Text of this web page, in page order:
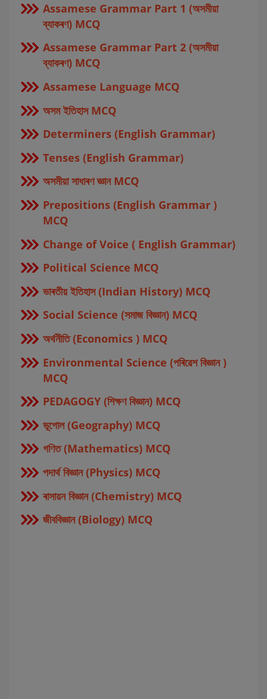
Assamese Grammar Part 1 (অসমীয়া
ব্যাকৰণ) MCQ
Assamese Grammar Part 2 (অসমীয়া
ব্যাকৰণ) MCQ
Assamese Language MCQ
অসম ইতিহাস MCQ
Determiners (English Grammar)
Tenses (English Grammar)
অসমীয়া সাধাৰণ জ্ঞান MCQ
Prepositions (English Grammar )
MCQ
Change of Voice ( English Grammar)
Political Science MCQ
ভাৰতীয় ইতিহাস (Indian History) MCQ
Social Science (সমাজ বিজ্ঞান) MCQ
অর্থনীতি (Economics ) MCQ
Environmental Science (পৰিৱেশ বিজ্ঞান )
MCQ
PEDAGOGY (শিক্ষণ বিজ্ঞান) MCQ
ভূগোল (Geography) MCQ
গণিত (Mathematics) MCQ
পদার্থ বিজ্ঞান (Physics) MCQ
ৰাসায়ন বিজ্ঞান (Chemistry) MCQ
জীববিজ্ঞান (Biology) MCQ